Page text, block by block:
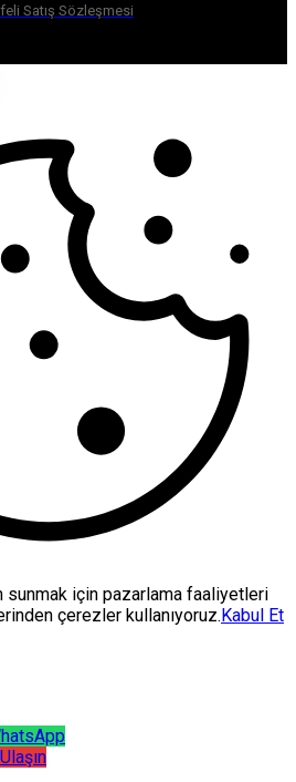
Satış Sözleşmesi
için pazarlama faaliyetleri
çerezler kullanıyoruz. Kabul Et